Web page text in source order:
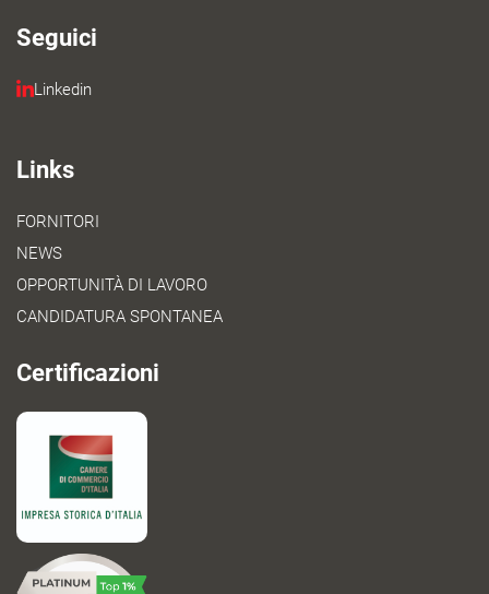
Seguici
Linkedin
Links
FORNITORI
NEWS
OPPORTUNITÀ DI LAVORO
CANDIDATURA SPONTANEA
Certificazioni